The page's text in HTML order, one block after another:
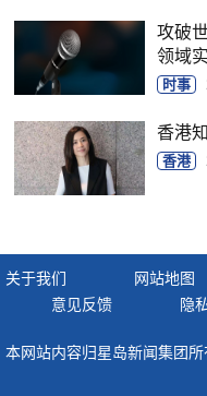
攻破
领域
时事
香港
香港
关于我们 网站地图
意见反馈
隐
本网站内容归星岛新闻集团